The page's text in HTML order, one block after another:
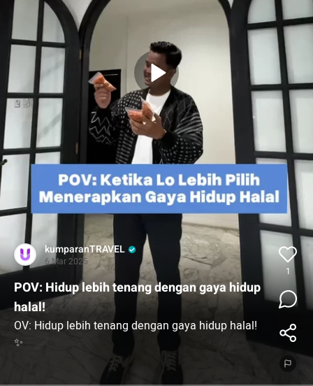
kumparanTRAVEL
6 Mar 2025
POV: Hidup lebih tenang dengan gaya hidup
halal!
OV: Hidup lebih tenang dengan gaya hidup halal!
✨
Selalu cek kehalalan makanan, memilih pakaian
1